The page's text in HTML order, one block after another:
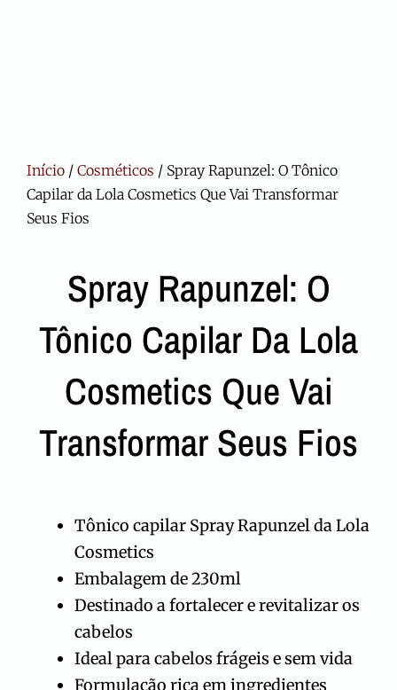
Início / Cosméticos / Spray Rapunzel: O Tônico
Capilar da Lola Cosmetics Que Vai Transformar
Seus Fios
Spray Rapunzel: O
Tônico Capilar Da Lola
Cosmetics Que Vai
Transformar Seus Fios
Tônico capilar Spray Rapunzel da Lola
Cosmetics
Embalagem de 230ml
Destinado a fortalecer e revitalizar os
cabelos
Ideal para cabelos frágeis e sem vida
Formulação rica em ingredientes